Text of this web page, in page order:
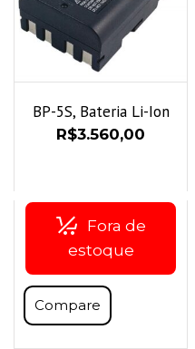
BP-5S, Bateria Li-Ion
R$3.560,00
Fora de
estoque
Compare